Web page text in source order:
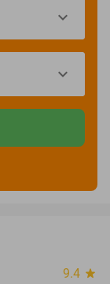
9.4 star